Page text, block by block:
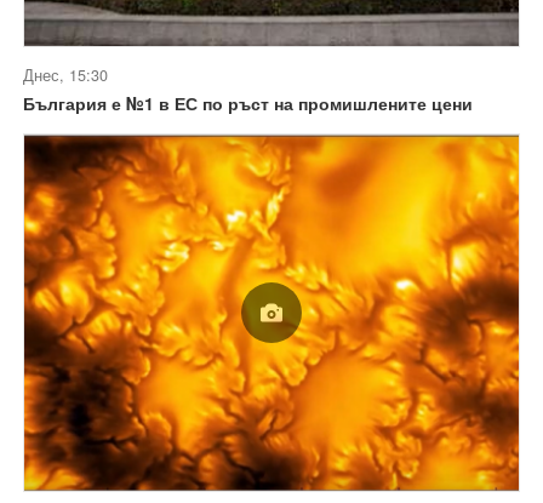
Днес, 15:30
България е №1 в ЕС по ръст на промишлените цени